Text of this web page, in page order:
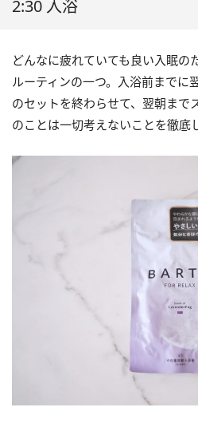
2:30 入浴
どんなに疲れていても良い入眠の
ルーティンの一つ。入浴前までに
のセットを終わらせて、翌朝まで
のことは一切考えないことを徹底